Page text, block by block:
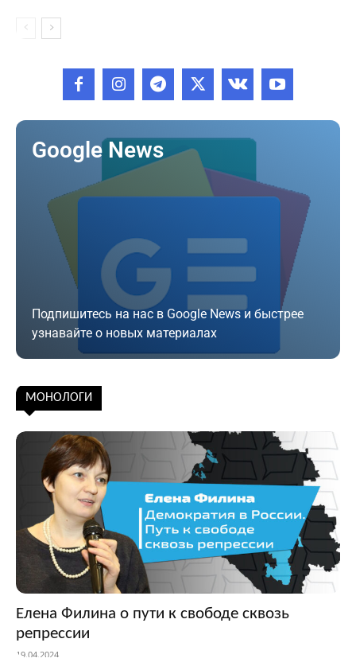
Google News
Подпишитесь на нас в Google News и быстрее
узнавайте о новых материалах
Подписаться
МОНОЛОГИ
Елена Филина о пути к свободе сквозь
репрессии
19.04.2024